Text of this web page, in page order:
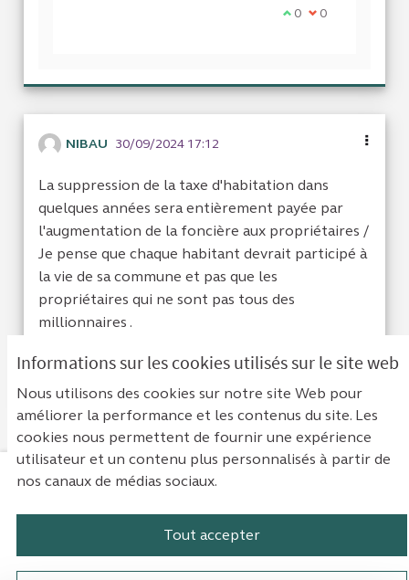
Informations sur les cookies utilisés sur le site web
Nous utilisons des cookies sur notre site Web pour
améliorer la performance et les contenus du site. Les
cookies nous permettent de fournir une expérience
utilisateur et un contenu plus personnalisés à partir de
nos canaux de médias sociaux.
Tout accepter
Je suis d'accord
0 Je ne suis pas
0
NIBAU 30/09/2024 17:12
La suppression de la taxe d'habitation dans
quelques années sera entièrement payée par
l'augmentation de la foncière aux propriétaires /
Je pense que chaque habitant devrait participé à
la vie de sa commune et pas que les
propriétaires qui ne sont pas tous des
millionnaires .
Mentions légales
Paramètres des cookies
Plateforme de participation de la
Plateforme de participation de la
Plateforme de participation
Plateforme de